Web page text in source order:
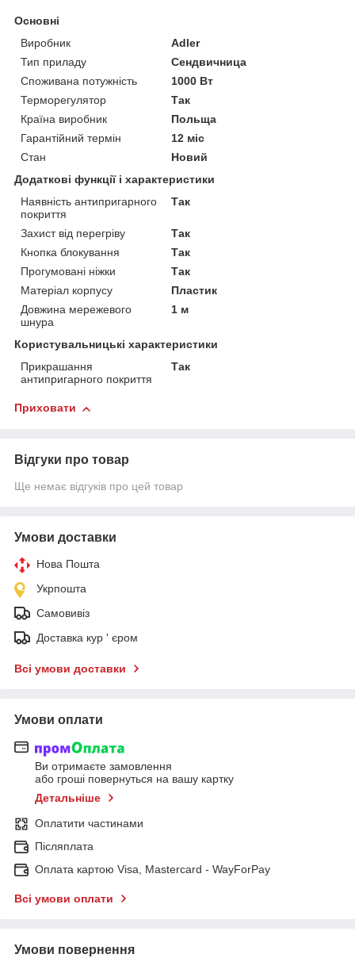
Основні
Виробник
Adler
Тип приладу
Сендвичница
Споживана потужність
1000 Вт
Терморегулятор
Так
Країна виробник
Польща
Гарантійний термін
12 міс
Стан
Новий
Додаткові функції і характеристики
Наявність антипригарного
покриття
Так
Захист від перегріву
Так
Кнопка блокування
Так
Прогумовані ніжки
Так
Матеріал корпусу
Пластик
Довжина мережевого
шнура
1 м
Користувальницькі характеристики
Прикрашання
антипригарного покриття
Так
Приховати
Відгуки про товар
Ще немає відгуків про цей товар
Умови доставки
Нова Пошта
Укрпошта
Самовивіз
Доставка кур ' єром
Всі умови доставки
Умови оплати
Ви отримаєте замовлення
або гроші повернуться на вашу картку
Детальніше
Оплатити частинами
Післяплата
Оплата картою Visa, Mastercard - WayForPay
Всі умови оплати
Умови повернення